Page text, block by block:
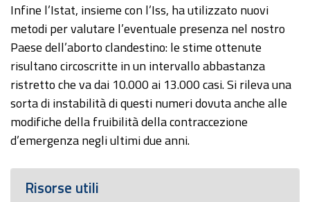
Infine l’Istat, insieme con l’Iss, ha utilizzato nuovi
metodi per valutare l’eventuale presenza nel nostro
Paese dell’aborto clandestino: le stime ottenute
risultano circoscritte in un intervallo abbastanza
ristretto che va dai 10.000 ai 13.000 casi. Si rileva una
sorta di instabilità di questi numeri dovuta anche alle
modifiche della fruibilità della contraccezione
d’emergenza negli ultimi due anni.
Risorse utili